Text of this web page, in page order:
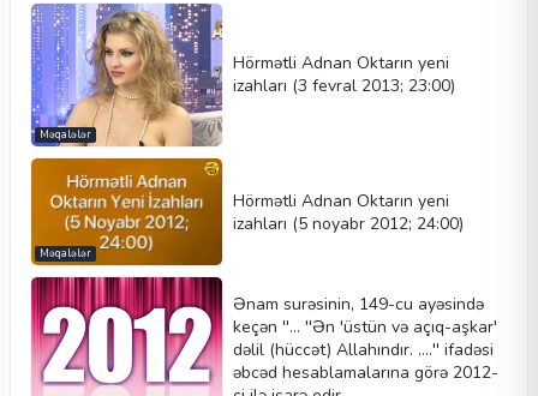
Məqalələr
Hörmətli Adnan Oktarın yeni
izahları (3 fevral 2013; 23:00)
Məqalələr
Hörmətli Adnan Oktarın yeni
izahları (5 noyabr 2012; 24:00)
Ənam surəsinin, 149-cu ayəsində
keçən ''... ''Ən 'üstün və açıq-aşkar'
dəlil (hüccət) Allahındır. ....'' ifadəsi
əbcəd hesablamalarına görə 2012-